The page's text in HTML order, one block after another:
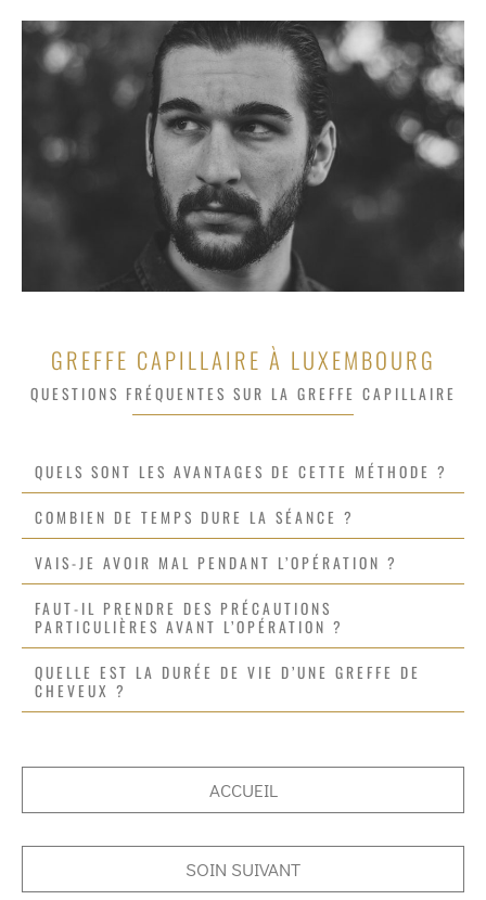
GREFFE CAPILLAIRE À LUXEMBOURG
QUESTIONS FRÉQUENTES SUR LA GREFFE CAPILLAIRE
QUELS SONT LES AVANTAGES DE CETTE MÉTHODE ?
COMBIEN DE TEMPS DURE LA SÉANCE ?
VAIS-JE AVOIR MAL PENDANT L’OPÉRATION ?
FAUT-IL PRENDRE DES PRÉCAUTIONS
PARTICULIÈRES AVANT L’OPÉRATION ?
QUELLE EST LA DURÉE DE VIE D’UNE GREFFE DE
CHEVEUX ?
ACCUEIL
SOIN SUIVANT